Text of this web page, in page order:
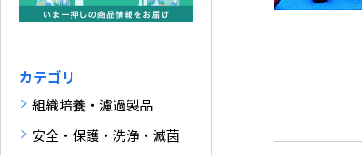
カテゴリ
組織培養・濾過製品
安全・保護・洗浄・滅菌